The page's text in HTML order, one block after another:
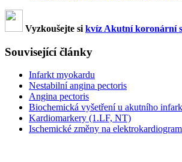
Vyzkoušejte si kvíz Akutní koronární
Související články
Infarkt myokardu
Nestabilní angina pectoris
Angina pectoris
Biochemická vyšetření u akutního
Kardiomarkery (1.LF, NT)
Ischemické změny na